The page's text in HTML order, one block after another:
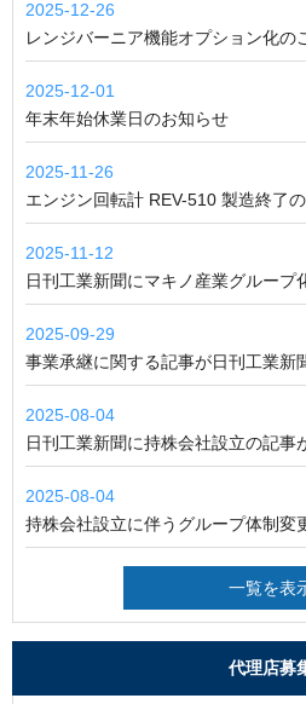
2025-12-26
レンジバーニア機能オプション化の
2025-12-01
年末年始休業日のお知らせ
2025-11-26
エンジン回転計 REV-510 製造終了
2025-11-12
日刊工業新聞にマキノ産業グループ
2025-09-29
事業承継に関する記事が日刊工業新
2025-08-04
日刊工業新聞に持株会社設立の記事
2025-08-04
持株会社設立に伴うグループ体制変
一覧を表
代理店募